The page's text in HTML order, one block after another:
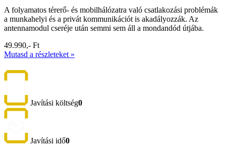
A folyamatos térerő- és mobilhálózatra való csatlakozási problémák
a munkahelyi és a privát kommunikációt is akadályozzák. Az
antennamodul cseréje után semmi sem áll a mondandód útjába.
49.990,- Ft
Mutasd a részleteket »
Javítási költség0
Javítási idő0